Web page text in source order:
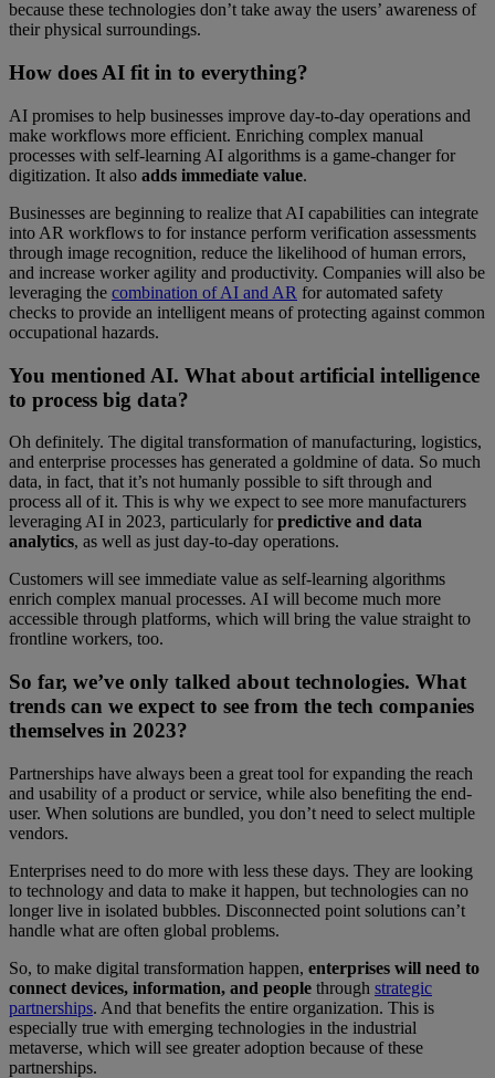
because these technologies don’t take away the users’ awareness of
their physical surroundings.
How does AI fit in to everything?
AI promises to help businesses improve day-to-day operations and
make workflows more efficient. Enriching complex manual
processes with self-learning AI algorithms is a game-changer for
digitization. It also adds immediate value.
Businesses are beginning to realize that AI capabilities can integrate
into AR workflows to for instance perform verification assessments
through image recognition, reduce the likelihood of human errors,
and increase worker agility and productivity. Companies will also be
leveraging the combination of AI and AR for automated safety
checks to provide an intelligent means of protecting against common
occupational hazards.
You mentioned AI. What about artificial intelligence
to process big data?
Oh definitely. The digital transformation of manufacturing, logistics,
and enterprise processes has generated a goldmine of data. So much
data, in fact, that it’s not humanly possible to sift through and
process all of it. This is why we expect to see more manufacturers
leveraging AI in 2023, particularly forpredictive and data
analytics, as well as just day-to-day operations.
Customers will see immediate value as self-learning algorithms
enrich complex manual processes. AI will become much more
accessible through platforms, which will bring the value straight to
frontline workers, too.
So far, we’ve only talked about technologies. What
trends can we expect to see from the tech companies
themselves in 2023?
Partnerships have always been a great tool for expanding the reach
and usability of a product or service, while also benefiting the end-
user. When solutions are bundled, you don’t need to select multiple
vendors.
Enterprises need to do more with less these days. They are looking
to technology and data to make it happen, but technologies can no
longer live in isolated bubbles. Disconnected point solutions can’t
handle what are often global problems.
So, to make digital transformation happen, enterprises will need to
connect devices, information, and people through strategic
partnerships. And that benefits the entire organization. This is
especially true with emerging technologies in the industrial
metaverse, which will see greater adoption because of these
partnerships.